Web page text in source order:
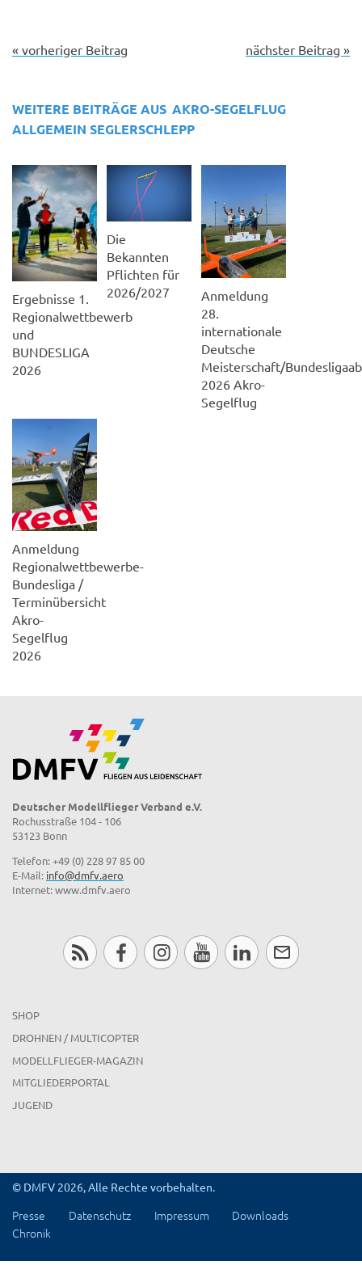
« vorheriger Beitrag nächster Beitrag »
WEITERE BEITRÄGE AUS AKRO-SEGELFLUG
ALLGEMEIN SEGLERSCHLEPP
Ergebnisse 1.
Regionalwettbewerb
und
BUNDESLIGA
2026
Die
Bekannten
Pflichten für
2026/2027
Anmeldung
28.
internationale
Deutsche
Meisterschaft/
2026 Akro-
Segelflug
Anmeldung
Regionalwettbewerbe-
Bundesliga /
Terminübersicht
Akro-
Segelflug
2026
Deutscher Modellflieger Verband e.V.
Rochusstraße 104 - 106
53123 Bonn
Telefon: +49 (0) 228 97 85 00
E-Mail: info@dmfv.aero
Internet: www.dmfv.aero
SHOP
DROHNEN / MULTICOPTER
MODELLFLIEGER-MAGAZIN
MITGLIEDERPORTAL
JUGEND
© DMFV 2026, Alle Rechte vorbehalten.
Presse Datenschutz Impressum
Downloads
Chronik